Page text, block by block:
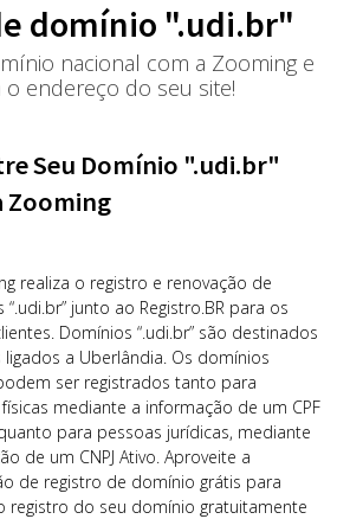
domínio ".udi.br"
nacional com a Zooming e
o endereço do seu site!
Seu Domínio ".udi.br"
Zooming
realiza o registro e renovação de
junto ao Registro.BR para os
Domínios “.udi.br” são destinados
ligados a Uberlândia. Os domínios
ser registrados tanto para
mediante a informação de um CPF
para pessoas jurídicas, mediante
de um CNPJ Ativo. Aproveite a
de registro de domínio grátis para
registro do seu domínio gratuitamente